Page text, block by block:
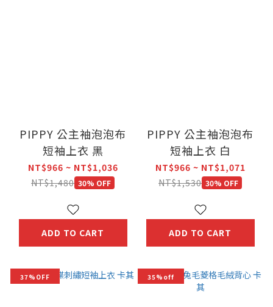
PIPPY 公主袖泡泡布
短袖上衣 黑
NT$966 ~ NT$1,036
NT$1,480 30% OFF
ADD TO CART
PIPPY 公主袖泡泡布
短袖上衣 白
NT$966 ~ NT$1,071
NT$1,530 30% OFF
ADD TO CART
37%OFF 35%off